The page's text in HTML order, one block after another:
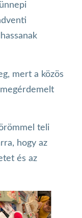
mert a közös
teli
hogy az
és az